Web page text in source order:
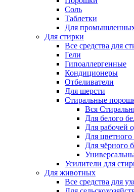
Соль
Таблетки
Для
Для стирки
Все средства для
Гели
Гипоаллергенные
Кондиционеры
Отбеливатели
Для шерсти
Стиральные
Вся
Для белого
Для рабочей
Для цветного
Для чёрного
Усилители для
Для животных
Все средства для